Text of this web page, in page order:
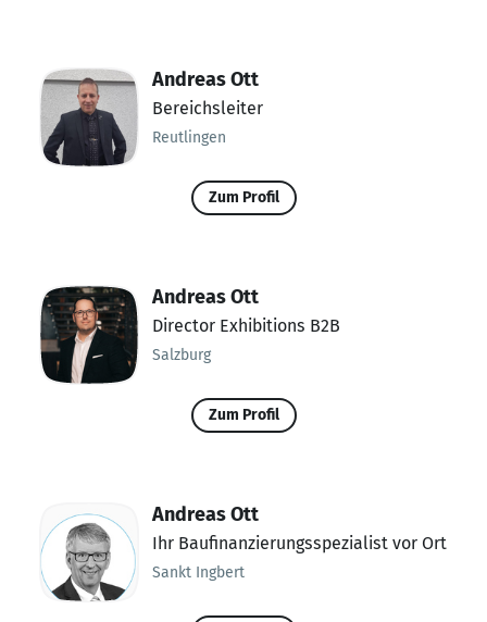
Andreas Ott
Bereichsleiter
Reutlingen
Zum Profil
Andreas Ott
Director Exhibitions B2B
Salzburg
Zum Profil
Andreas Ott
Ihr Baufinanzierungsspezialist vor Ort
Sankt Ingbert